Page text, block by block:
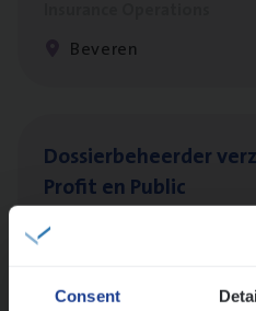
Consent
Beveren
Dos­sier­be­heer­der
Pro­fit en Public
Insurance Operations